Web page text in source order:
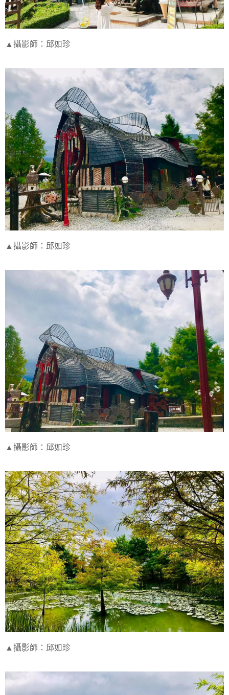
▲攝影師：邱如珍
▲攝影師：邱如珍
▲攝影師：邱如珍
▲攝影師：邱如珍